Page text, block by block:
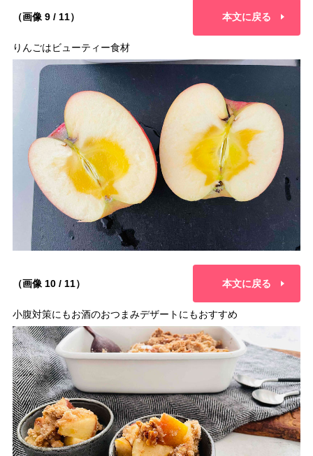
（画像 9 / 11） 本文に戻る
りんごはビューティー食材
（画像 10 / 11） 本文に戻る
小腹対策にもお酒のおつまみデザートにもおすすめ